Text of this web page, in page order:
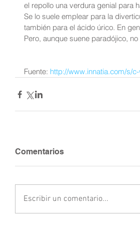
el repollo una verdura genial para
Se lo suele emplear para la
también para el ácido úrico. En
Pero, aunque suene paradójico,
Fuente: http://www.innatia.com/s/
Comentarios
Escribir un comentario...